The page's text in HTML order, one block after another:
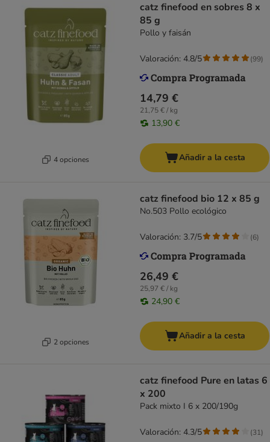
4 opciones
catz finefood en sobres 8 x
85 g
Pollo y faisán
14,79 €
21,75 € / kg
13,90 €
Valoración: 4.8/5 (99)
Añadir a la cesta
2 opciones
catz finefood bio 12 x 85 g
No.503 Pollo ecológico
26,49 €
25,97 € / kg
24,90 €
Valoración: 3.7/5 (6)
Añadir a la cesta
catz finefood Pure en latas 6
x 200
Pack mixto I 6 x 200/190g
Valoración: 4.3/5 (31)